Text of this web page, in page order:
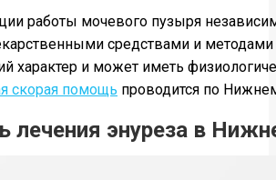
работы мочевого пузыря
средствами и методами
характер и может иметь
скорая помощь проводится по
лечения энуреза в